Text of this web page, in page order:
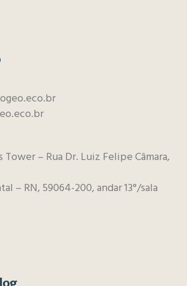
– Rua Dr. Luiz Felipe Câmara,
– RN, 59064-200, andar 13°/sala